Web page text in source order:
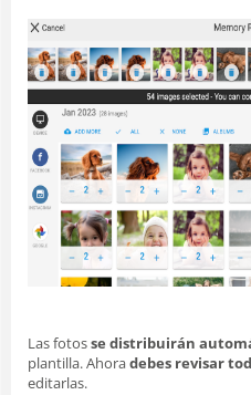
Las fotosse distribuirán
plantilla. Ahoradebes revisar
editarlas.